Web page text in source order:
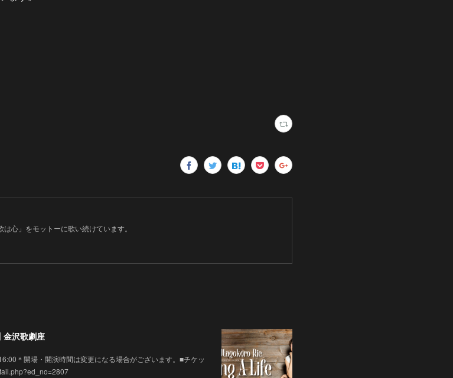
心」をモットーに歌い続けています。
沢歌劇座
＊開場・開演時間は変更になる場合がございます。■チケッ